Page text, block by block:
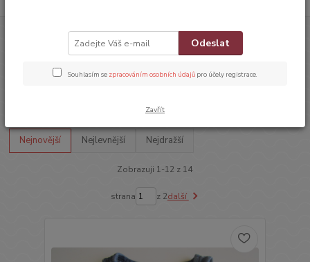
OBLEČENÍ SVETŘÍKY, VESTIČKY, BOLERKA Vestičky
Vestičky
Nejnovější Nejlevnější Nejdražší
Zobrazuji 1-12 z 14
strana z 2další
Odeslat
Souhlasím se zpracováním osobních údajů pro účely registrace.
Zavřít